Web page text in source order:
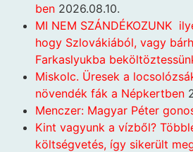
ben 2026.08.10.
MI NEM SZÁNDÉKOZUNK
hogy Szlovákiából, vagy
Farkaslyukba
Miskolc. Üresek a
növendék fák a Népkertben
Menczer: Magyar Péter
Kint vagyunk a vízből?
költségvetés, így sikerült